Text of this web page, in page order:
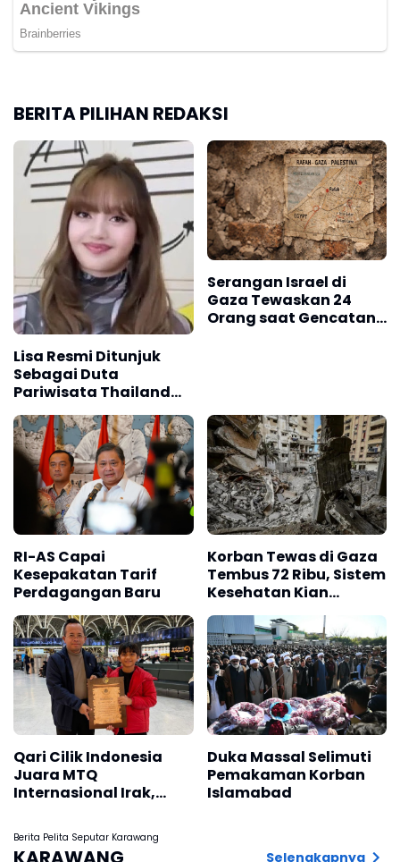
BERITA PILIHAN REDAKSI
Lisa Resmi Ditunjuk
Sebagai Duta
Pariwisata Thailand
Serangan Israel di
Gaza Tewaskan 24
Orang saat Gencatan
RI-AS Capai
Kesepakatan Tarif
Perdagangan Baru
Korban Tewas di Gaza
Tembus 72 Ribu, Sistem
Kesehatan Kian
Lumpuh
Qari Cilik Indonesia
Juara MTQ
Internasional Irak,
Bangsa
Duka Massal Selimuti
Pemakaman Korban
Islamabad
Berita Pelita Seputar Karawang
Selengkapnya